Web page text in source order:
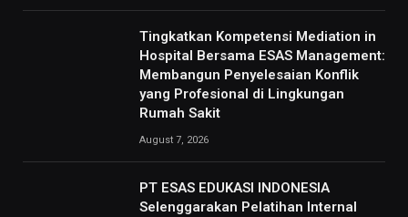
Tingkatkan Kompetensi Mediation in
Hospital Bersama ESAS Management:
Membangun Penyelesaian Konflik
yang Profesional di Lingkungan
Rumah Sakit
August 7, 2026
PT ESAS EDUKASI INDONESIA
Selenggarakan Pelatihan Internal